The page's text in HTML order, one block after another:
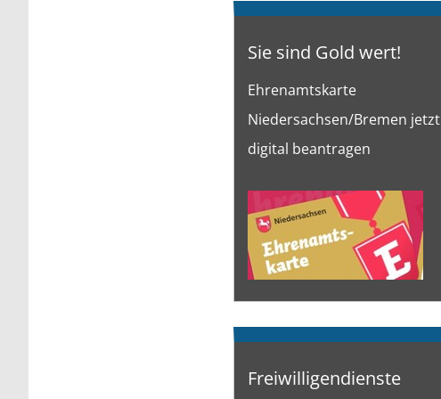
Sie sind Gold wert!
Ehrenamtskarte
Niedersachsen/Bremen jetzt
digital beantragen
Freiwilligendienste